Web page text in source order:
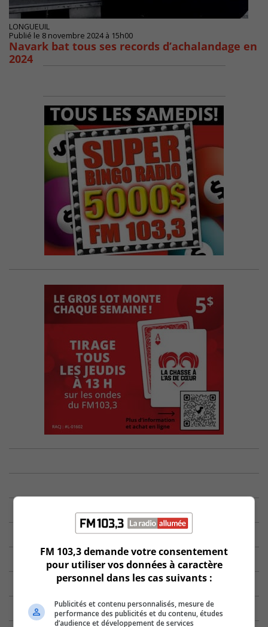
LONGUEUIL
Publié le 8 novembre 2024 à 15h00
Navark bat tous ses records d’achalandage en
2024
FM 103,3 demande votre consentement
pour utiliser vos données à caractère
personnel dans les cas suivants :
Publicités et contenu personnalisés, mesure de
performance des publicités et du contenu, études
d’audience et développement de services